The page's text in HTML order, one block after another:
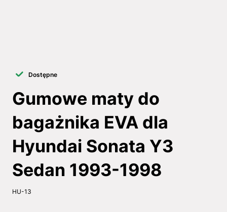
Dostępne
Gumowe maty do
bagażnika EVA dla
Hyundai Sonata Y3
Sedan 1993-1998
HU-13